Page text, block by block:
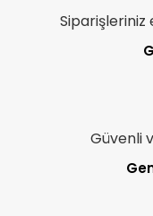
Siparişleriniz
Güvenli